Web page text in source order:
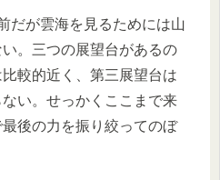
だが雲海を見るためには山
。三つの展望台があるの
較的近く、第三展望台は
い。せっかくここまで来
後の力を振り絞ってのぼ